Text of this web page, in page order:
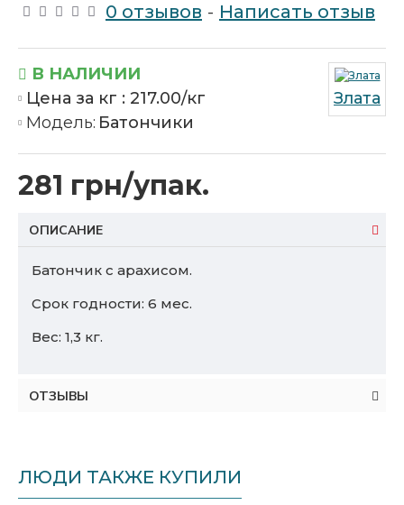
0 отзывов - Написать отзыв
281 грн/упак.
В НАЛИЧИИ
Цена за кг : 217.00/кг
Модель: Батончики
Злата
ОПИСАНИЕ
Батончик с арахисом.
Срок годности: 6 мес.
Вес: 1,3 кг.
ОТЗЫВЫ
ЛЮДИ ТАКЖЕ КУПИЛИ